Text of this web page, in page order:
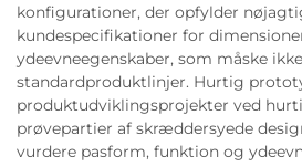
konfigurationer, der opfylder
kundespecifikationer for
ydeevneegenskaber, som måske
standardproduktlinjer. Hurtig
produktudviklingsprojekter ved
prøvepartier af skræddersyede
vurdere pasform, funktion og